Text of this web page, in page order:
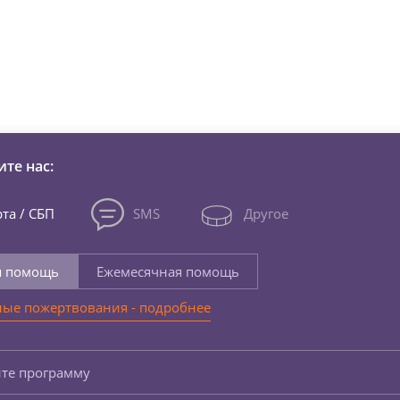
нас:
/ СБП SMS Другое
помощь
Ежемесячная помощь
пожертвования - подробнее
программу